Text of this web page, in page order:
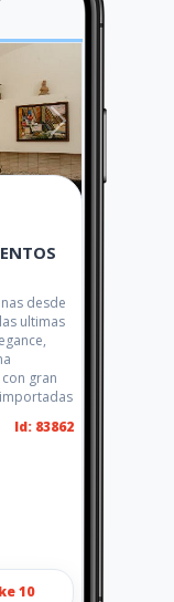
desde
ultimas
gran
Id: 83862
10